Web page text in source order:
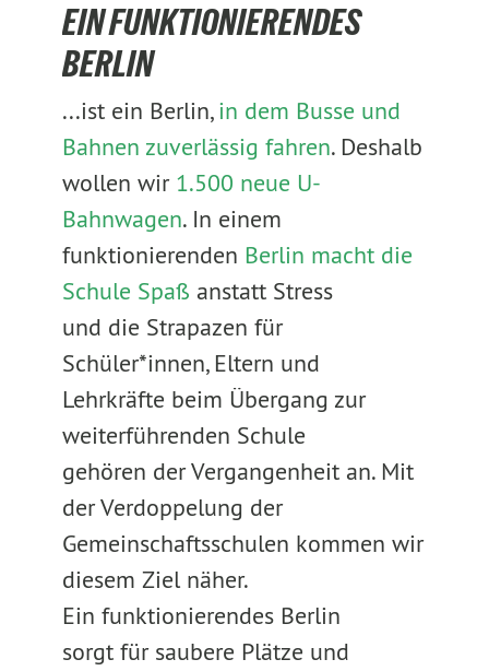
EIN FUNKTIONIERENDES
BERLIN
...ist ein Berlin,in dem Busse und
Bahnen zuverlässig fahren. Deshalb
wollen wir1.500 neue U-
Bahnwagen. In einem
funktionierenden Berlin macht die
Schule Spaß anstatt Stress
und die Strapazen für
Schüler*innen, Eltern und
Lehrkräfte beim Übergang zur
weiterführenden Schule
gehören der Vergangenheit an. Mit
der Verdoppelung der
Gemeinschaftsschulen kommen wir
diesem Ziel näher.
Ein funktionierendes Berlin
sorgt für saubere Plätze und